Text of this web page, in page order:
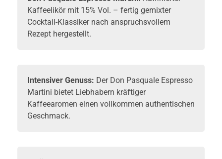
Kaffeelikörmit 15% Vol. – fertig gemixter
Cocktail-Klassiker nach anspruchsvollem
Rezept hergestellt.
Intensiver Genuss: Der Don Pasquale Espresso
Martini bietet Liebhabern kräftiger
Kaffeearomen einen vollkommen authentischen
Geschmack.